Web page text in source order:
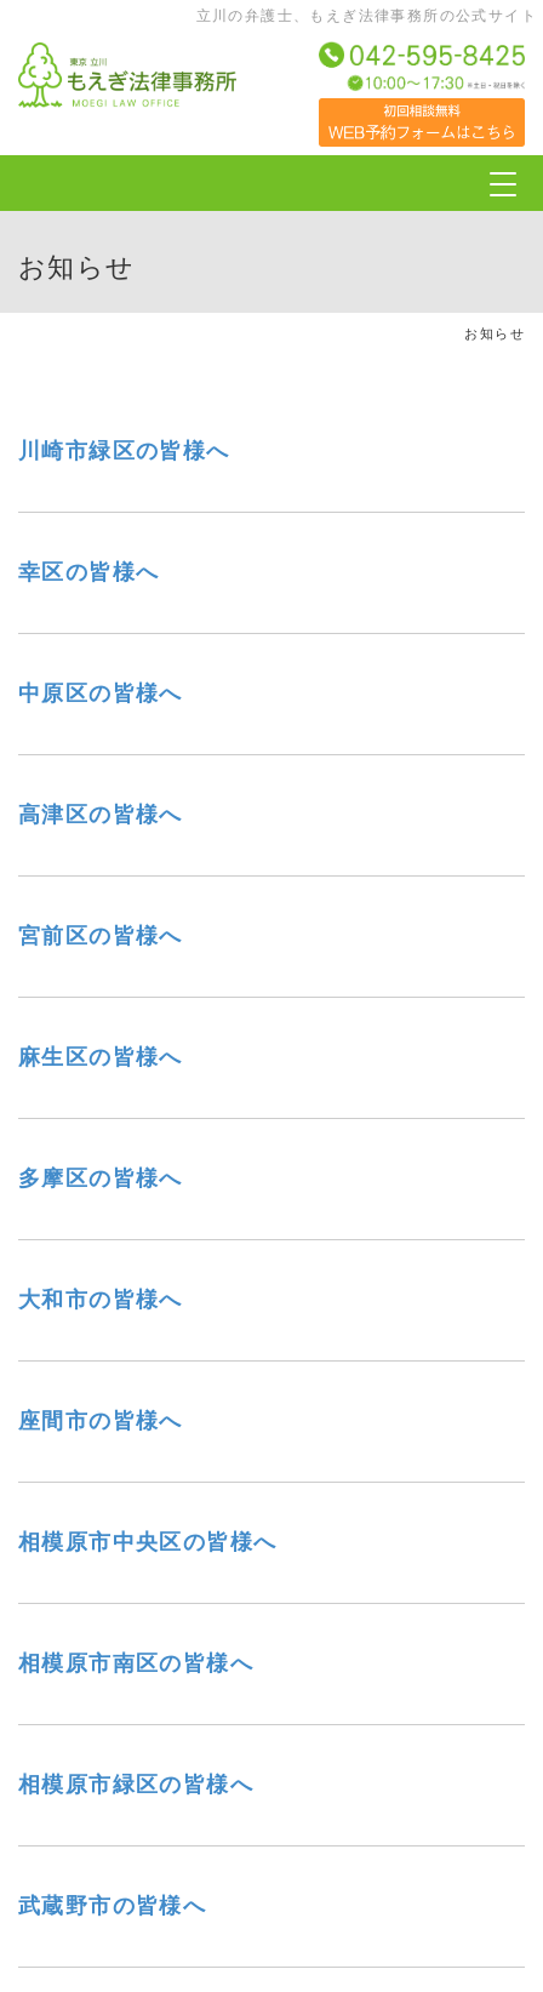
立川の弁護士、もえぎ法律事務所の公式サイト
お知らせ
お知らせ
川崎市緑区の皆様へ
幸区の皆様へ
中原区の皆様へ
高津区の皆様へ
宮前区の皆様へ
麻生区の皆様へ
多摩区の皆様へ
大和市の皆様へ
座間市の皆様へ
相模原市中央区の皆様へ
相模原市南区の皆様へ
相模原市緑区の皆様へ
武蔵野市の皆様へ